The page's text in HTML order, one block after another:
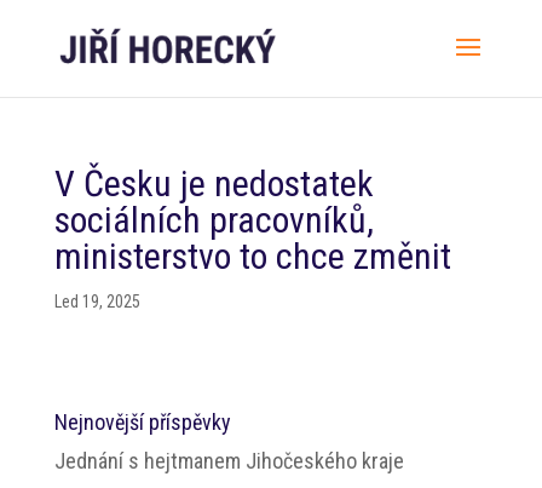
V Česku je nedostatek
sociálních pracovníků,
ministerstvo to chce změnit
Led 19, 2025
Nejnovější příspěvky
Jednání s hejtmanem Jihočeského kraje